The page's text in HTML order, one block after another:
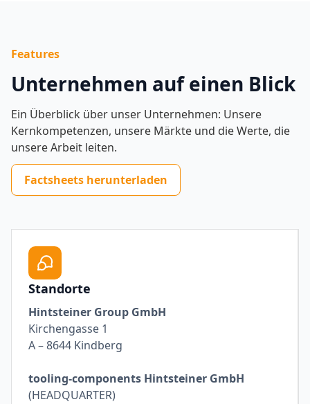
Features
Unternehmen auf einen Blick
Ein Überblick über unser Unternehmen: Unsere
Kernkompetenzen, unsere Märkte und die Werte, die
unsere Arbeit leiten.
Factsheets herunterladen
Standorte
Hintsteiner Group GmbH
Kirchengasse 1
A – 8644 Kindberg
tooling-components Hintsteiner GmbH
(HEADQUARTER)